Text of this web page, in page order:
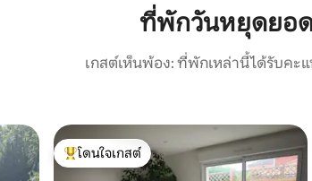
ที่พักวันหยุดยอด
เกสต์เห็นพ้อง: ที่พักเหล่านี้ได้รับคะ
โดนใจเกสต์ที่สุด
โดนใจเกสต์